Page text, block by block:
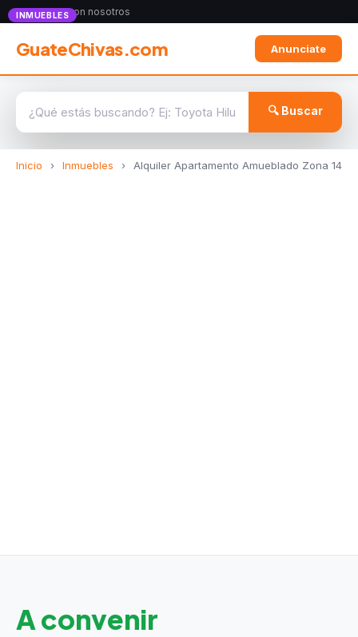
Anunciate con nosotros
GuateChivas.com Anunciate
🔍 Buscar
Inicio › Inmuebles › Alquiler Apartamento Amueblado Zona 14
INMUEBLES
A convenir